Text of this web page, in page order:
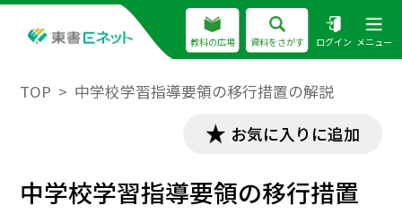
教科の広場 資料をさがす ログイン メニュー
TOP 中学校学習指導要領の移行措置の解説
お気に入りに追加
中学校学習指導要領の移行措置